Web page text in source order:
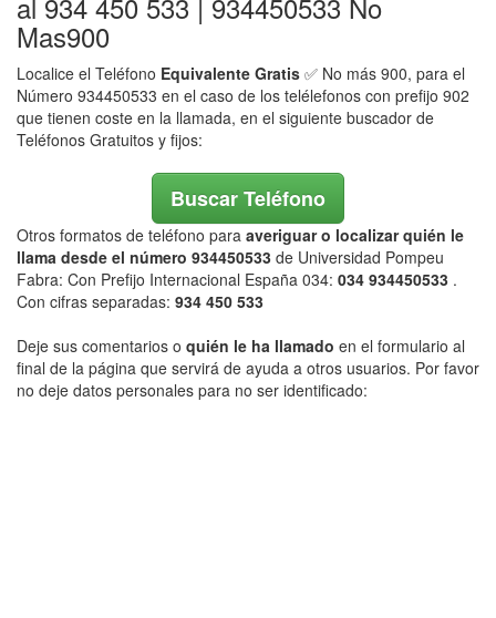
Mas900
Localice el Teléfono Equivalente Gratis ✅ No más 900, para el
Número 934450533 en el caso de los telélefonos con prefijo 902
que tienen coste en la llamada, en el siguiente buscador de
Teléfonos Gratuitos y fijos:
Buscar Teléfono
Otros formatos de teléfono para averiguar o localizar quién le
llama desde el número 934450533 de Universidad Pompeu
Fabra: Con Prefijo Internacional España 034: 034 934450533 .
Con cifras separadas: 934 450 533
Deje sus comentarios o quién le ha llamado en el formulario al
final de la página que servirá de ayuda a otros usuarios. Por favor
no deje datos personales para no ser identificado: